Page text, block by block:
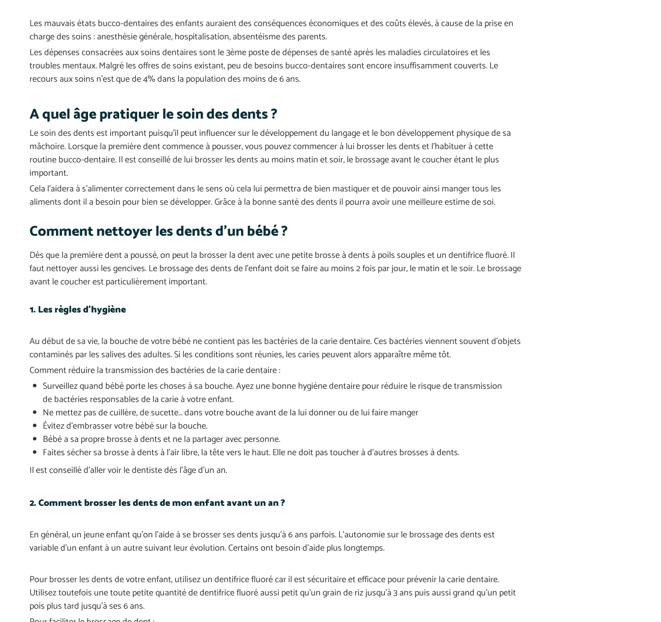
Les mauvais états bucco-dentaires des enfants auraient des conséquences économiques et des coûts élevés, à cause de la prise en
charge des soins : anesthésie générale, hospitalisation, absentéisme des parents.
Les dépenses consacrées aux soins dentaires sont le 3ème poste de dépenses de santé après les maladies circulatoires et les
troubles mentaux.Malgré les offres de soins existant, peu de besoins bucco-dentaires sont encore insuffisamment couverts.Le
recours aux soins n’est que de 4% dans la population des moins de 6 ans.
A quel âge pratiquer le soin des dents ?
Le soin des dents est important puisqu’il peut influencer sur le développement du langage et le bon développement physique de sa
mâchoire. Lorsque la première dent commence à pousser, vous pouvez commencer à lui brosser les dents et l’habituer à cette
routine bucco-dentaire. Il est conseillé de lui brosser les dents au moins matin et soir, le brossage avant le coucher étant le plus
important.
Cela l’aidera à s’alimenter correctement dans le sens où cela lui permettra de bien mastiquer et de pouvoir ainsi manger tous les
aliments dont il a besoin pour bien se développer. Grâce à la bonne santé des dents il pourra avoir une meilleure estime de soi.
Comment nettoyer les dents d’un bébé ?
Dès que la première dent a poussé, on peut la brosser la dent avec une petite brosse à dents à poils souples et un dentifrice fluoré. Il
faut nettoyer aussi les gencives. Le brossage des dents de l’enfant doit se faire au moins 2 fois par jour, le matin et le soir. Le brossage
avant le coucher est particulièrement important.
1. Les règles d’hygiène
Au début de sa vie, la bouche de votre bébé ne contient pas les bactéries de la carie dentaire. Ces bactéries viennent souvent d’objets
contaminés par les salives des adultes. Si les conditions sont réunies, les caries peuvent alors apparaître même tôt.
Comment réduire la transmission des bactéries de la carie dentaire :
Surveillez quand bébé porte les choses à sa bouche. Ayez une bonne hygiène dentaire pour réduire le risque de transmission
de bactéries responsables de la carie à votre enfant.
Ne mettez pas de cuillère, de sucette… dans votre bouche avant de la lui donner ou de lui faire manger
Évitez d’embrasser votre bébé sur la bouche.
Bébé a sa propre brosse à dents et ne la partager avec personne.
Faites sécher sa brosse à dents à l’air libre, la tête vers le haut. Elle ne doit pas toucher à d’autres brosses à dents.
Il est conseillé d’aller voir le dentiste dès l’âge d’un an.
2. Comment brosser les dents de mon enfant avant un an ?
En général, un jeune enfant qu’on l’aide à se brosser ses dents jusqu’à 6 ans parfois. L’autonomie sur le brossage des dents est
variable d’un enfant à un autre suivant leur évolution. Certains ont besoin d’aide plus longtemps.
Pour brosser les dents de votre enfant, utilisez un dentifrice fluoré car il est sécuritaire et efficace pour prévenir la carie dentaire.
Utilisez toutefois une toute petite quantité de dentifrice fluoré aussi petit qu’un grain de riz jusqu’à 3 ans puis aussi grand qu’un petit
pois plus tard jusqu’à ses 6 ans.